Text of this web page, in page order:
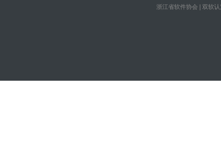
浙江省软件协会 | 双软